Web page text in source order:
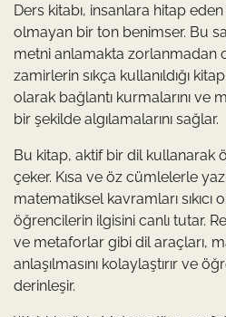
Ders kitabı, insanlara hitap
olmayan bir ton benimser. Bu
metni anlamakta zorlanmadan
zamirlerin sıkça kullanıldığı
olarak bağlantı kurmalarını ve
bir şekilde algılamalarını sağlar.
Bu kitap, aktif bir dil kullanarak
çeker. Kısa ve öz cümlelerle
matematiksel kavramları sıkıcı
öğrencilerin ilgisini canlı tutar.
ve metaforlar gibi dil araçları,
anlaşılmasını kolaylaştırır ve
derinleşir.